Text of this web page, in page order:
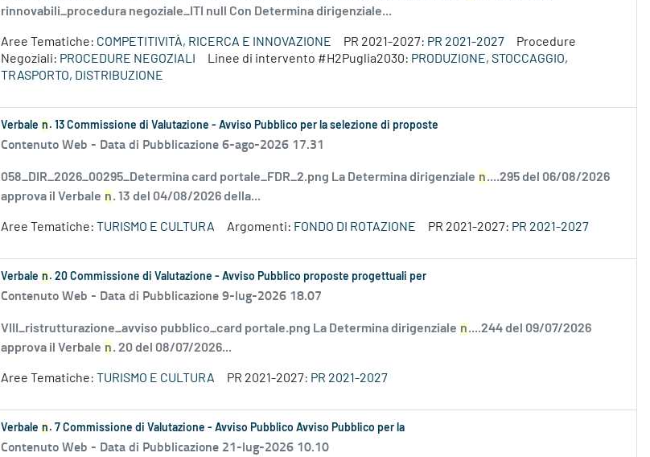
rinnovabili_procedura negoziale_ITI null Con Determina dirigenziale...
Aree Tematiche: COMPETITIVITÀ, RICERCA E INNOVAZIONE PR 2021-2027: PR 2021-2027
Procedure
Negoziali: PROCEDURE NEGOZIALI Linee di intervento #H2Puglia2030: PRODUZIONE, STOCCAGGIO,
TRASPORTO, DISTRIBUZIONE
Verbale n . 13 Commissione di Valutazione - Avviso Pubblico per la selezione di proposte
Contenuto Web - Data di Pubblicazione 6-ago-2026 17.31
058_DIR_2026_00295_Determina card portale_FDR_2.png La Determina dirigenziale n....295 del 06/08/2026
approva il Verbale n. 13 del 04/08/2026 della...
Aree Tematiche: TURISMO E CULTURA Argomenti: FONDO DI ROTAZIONE PR 2021-2027: PR 2021-2027
Verbale n . 20 Commissione di Valutazione - Avviso Pubblico proposte progettuali per
Contenuto Web - Data di Pubblicazione 9-lug-2026 18.07
VIII_ristrutturazione_avviso pubblico_card portale.png La Determina dirigenziale n....244 del 09/07/2026
approva il Verbale n. 20 del 08/07/2026...
Aree Tematiche: TURISMO E CULTURA PR 2021-2027: PR 2021-2027
Verbale n . 7 Commissione di Valutazione - Avviso Pubblico Avviso Pubblico per la
Contenuto Web - Data di Pubblicazione 21-lug-2026 10.10